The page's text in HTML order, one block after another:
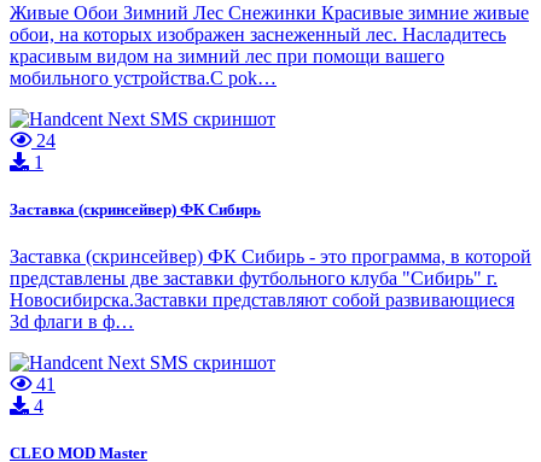
Живые Обои Зимний Лес Снежинки Красивые зимние живые
обои, на которых изображен заснеженный лес. Насладитесь
красивым видом на зимний лес при помощи вашего
мобильного устройства.С pok…
24
1
Заставка (скринсейвер) ФК Сибирь
Заставка (скринсейвер) ФК Сибирь - это программа, в которой
представлены две заставки футбольного клуба "Сибирь" г.
Новосибирска.Заставки представляют собой развивающиеся
3d флаги в ф…
41
4
CLEO MOD Master